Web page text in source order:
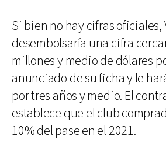
Si bien no hay cifras oficiales,
desembolsaría una cifra
millones y medio de dólares
anunciado de su ficha y le
por tres años y medio. El
establece que el club
10% del pase en el 2021.